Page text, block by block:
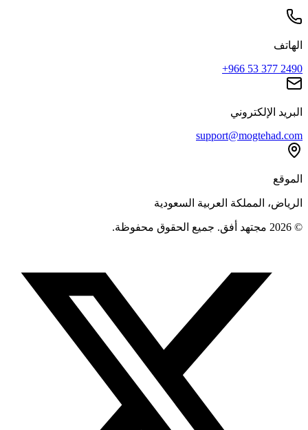
الهاتف
+966 53 377 2490
البريد الإلكتروني
support@mogtehad.com
الموقع
الرياض، المملكة العربية السعودية
© 2026 مجتهد أفق. جميع الحقوق محفوظة.